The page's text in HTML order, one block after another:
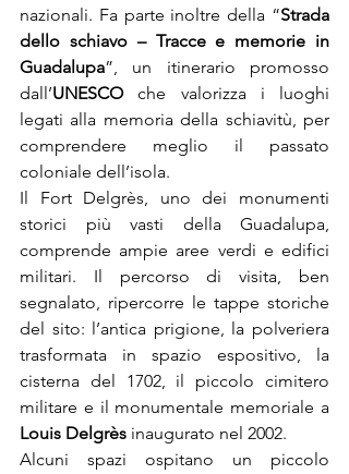
nazionali. Fa parte inoltre della “Strada
dello schiavo – Tracce e memorie in
Guadalupa”, un itinerario promosso
dall’UNESCO che valorizza i luoghi
legati alla memoria della schiavitù, per
comprendere meglio il passato
coloniale dell’isola.
Il Fort Delgrès, uno dei monumenti
storici più vasti della Guadalupa,
comprende ampie aree verdi e edifici
militari. Il percorso di visita, ben
segnalato, ripercorre le tappe storiche
del sito: l’antica prigione, la polveriera
trasformata in spazio espositivo, la
cisterna del 1702, il piccolo cimitero
Louis Delgrès inaugurato nel 2002.
Alcuni spazi ospitano un piccolo